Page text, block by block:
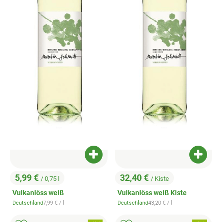
, Preis:
5,99 € / 0,75 l
Vulkanlöss weiß
, Herkunft:
Deutschland, Referenzpreis:
7,99 € / l
Produkt zum Warenkorb hinzufügen
, Preis:
32,40 € / Kiste
Vulkanlöss weiß Kiste
, Herkunft:
Deutschland, Referenzpreis:
43,20 € / l